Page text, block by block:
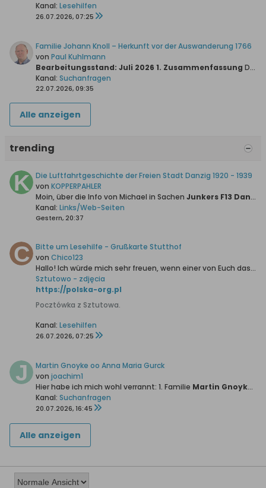
Kanal: Lesehilfen
26.07.2026, 07:25
Familie Johann Knoll – Herkunft vor der Auswanderung 1766
von Paul Kuhlmann
Bearbeitungsstand: Juli 2026 1. Zusammenfassung Die vorliegende Untersuchung verfolgt das Ziel, die bislang ungeklärte Herkunft der Familie Johann Knoll vor ihrer Auswanderung in das...
Kanal: Suchanfragen
22.07.2026, 09:35
Alle anzeigen
trending
Die Luftfahrtgeschichte der Freien Stadt Danzig 1920 - 1939
von KOPPERPAHLER
Moin, über die Info von Michael in Sachen Junkers F13 Danziger Luftpost GmbH (Bausatz)
Kanal: Links/Web-Seiten
Gestern, 20:37
Bitte um Lesehilfe - Grußkarte Stutthof
von Chico123
Hallo! Ich würde mich sehr freuen, wenn einer von Euch das Handgeschriebene für mich entziffern könnte.
Sztutowo - zdjęcia
https://polska-org.pl
Pocztówka z Sztutowa.
Kanal: Lesehilfen
26.07.2026, 07:25
Martin Gnoyke oo Anna Maria Gurck
von joachim1
Hier habe ich mich wohl verrannt: 1. Familie Martin Gnoyke *13.04.1789 +26.02.1860 oo28.01.1811 Anna Maria Gurck *24.09.1785 + 15.01.1865
Kanal: Suchanfragen
20.07.2026, 16:45
Alle anzeigen